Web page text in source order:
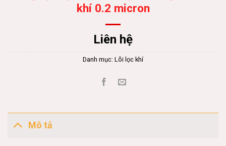
khí 0.2 micron
Liên hệ
Danh mục: Lõi lọc khí
Mô tả